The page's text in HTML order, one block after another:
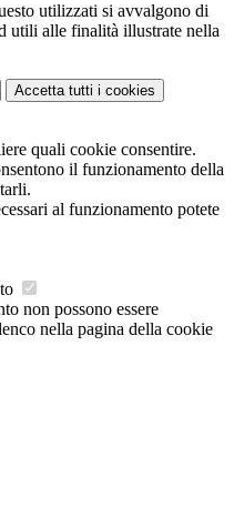
utilizzati si avvalgono di
utili alle finalità illustrate nella
Accetta tutti i cookies
quali cookie consentire.
il funzionamento della
al funzionamento potete
non possono essere
nella pagina della cookie